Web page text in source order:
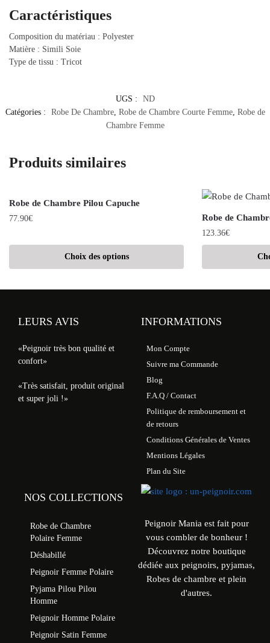
Caractéristiques
Composition du matériau : Polyester
Matière : Simili Soie
Type de tissu : Tricot
UGS :
ND
Catégories :
Robe De Chambre, Robe de Chambre Courte Femme, Robe de
Chambre Femme
Produits similaires
Robe de Chambre Pilou Capuche
77.90€
Choix des options
Robe de
123.36€
LEURS AVIS
«Peignoir très bon qualité et
confort»
«Très satisfait, produit original
et super joli !»
INFORMATIONS
Mon Compte
Suivre ma Commande
Blog
F.A.Q / Contact
Politique de remboursement et
de retours
Conditions Générales de Ventes
Mentions Légales
Plan du Site
NOS COLLECTIONS
Robe de Chambre
Polaire Femme
Déshabillé
Peignoir Femme Polaire
Pyjama Pilou Pilou
Homme
Peignoir Homme Polaire
Peignoir Satin Femme
Peignoir Mania est fait pour
vous combler de bonheur !
Découvrez notre boutique
dédiée aux peignoirs, pyjamas,
Robes de chambre et plein
d'autres.